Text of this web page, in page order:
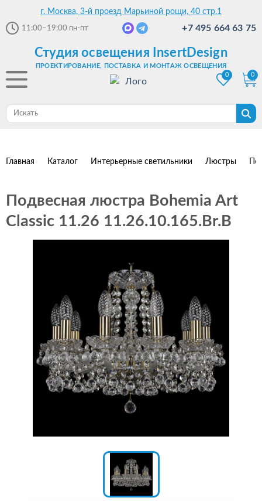
г. Москва, 3-й проезд Марьиной рощи, 40 стр.1
11:00–19:00 пн-пт +7 495 664 63 75
Студия освещения InsertDesign
ПРОЕКТИРОВАНИЕ, ПОСТАВКА И МОНТАЖ ОСВЕЩЕНИЯ
0
0
Главная Каталог Интерьерные светильники Люстры
Подвесная люстра Bohemia Art
Classic 11.26 11.26.10.165.Br.B